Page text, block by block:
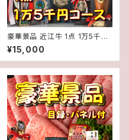
豪華景品 近江牛 1点 1万5千円
コース 目録・パネル付き ゴルフ
コンペ 二次会 イベント
¥15,000